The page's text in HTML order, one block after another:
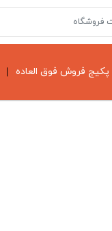
پکیج فروش فوق العاده